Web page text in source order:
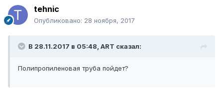
tehnic
Опубликовано: 28 ноября, 2017
В 28.11.2017 в 05:48, ART сказал:
Полипропиленовая труба пойдет?